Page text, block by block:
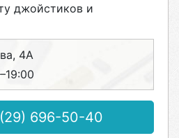
джойстиков и
4А
696-50-40